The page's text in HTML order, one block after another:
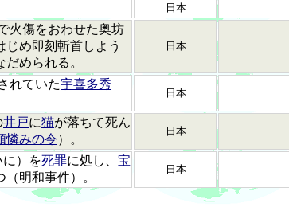
日本
火傷をおわせた奥坊
じめ即刻斬首しよう
だめられる。
日本
れていた宇喜多秀
日本
井戸に猫が落ちて死ん
憐みの令）。
日本
）を死罪に処し、 宝
（明和事件）。
日本